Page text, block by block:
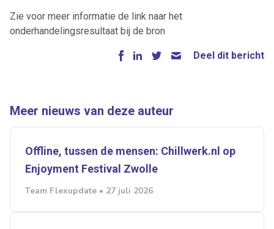
Zie voor meer informatie de link naar het
onderhandelingsresultaat bij de bron
Deel dit bericht
Meer nieuws van deze auteur
Offline, tussen de mensen: Chillwerk.nl op
Enjoyment Festival Zwolle
Team Flexupdate • 27 juli 2026